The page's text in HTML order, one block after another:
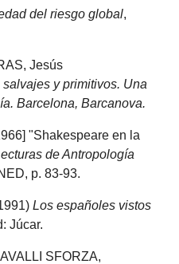
del riesgo global,
Jesús
y primitivos. Una
Barcelona, Barcanova.
"Shakespeare en la
de Antropología
p. 83-93.
Los españoles vistos
Júcar.
SFORZA,